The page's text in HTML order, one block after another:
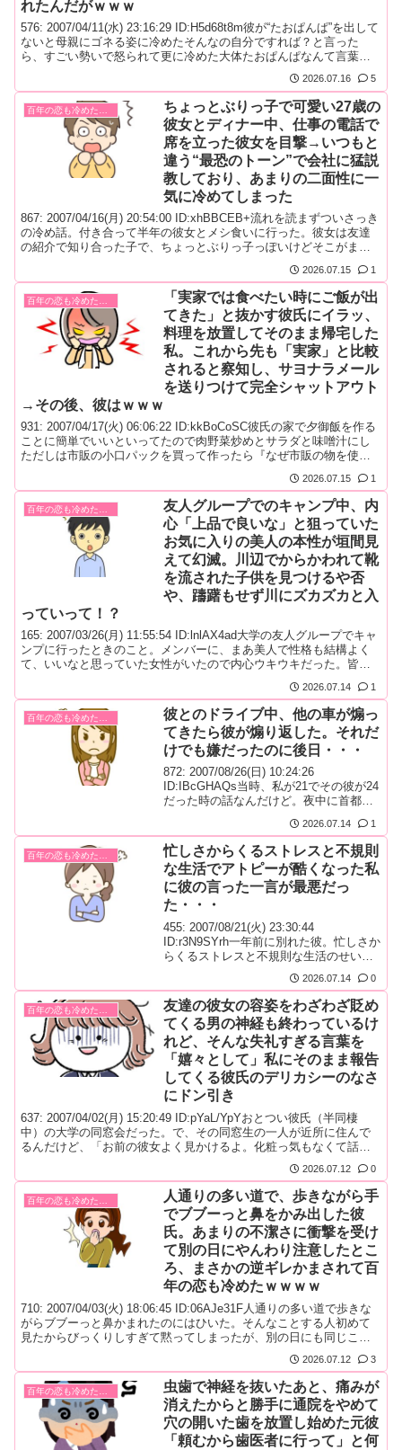
れたんだがｗｗｗ
576: 2007/04/11(水) 23:16:29 ID:H5d68t8m彼が“たおぱんぱ”を出して
ないと母親にゴネる姿に冷めたそんなの自分ですれば？と言った
ら、すごい勢いで怒られて更に冷めた大体たおぱんぱなんて言葉初
めて聞いたよ？と言ったら、女の癖にたおぱんぱも知らない、家族
にしてあげた事も無いなんて、家事の出来ないダメ女だと説教され
たけど、そんな言葉家族も友人も知らない...
2026.07.16 5
百年の恋も冷めた瞬間！
ちょっとぶりっ子で可愛い27歳の
彼女とディナー中、仕事の電話で
席を立った彼女を目撃→いつもと
違う“最恐のトーン”で会社に猛説
教しており、あまりの二面性に一
気に冷めてしまった
867: 2007/04/16(月) 20:54:00 ID:xhBBCEB+流れを読まずついさっき
の冷め話。付き合って半年の彼女とメシ食いに行った。彼女は友達
の紹介で知り合った子で、ちょっとぶりっ子っぽいけどそこがまた
ぇ～？会社からだぁ」と言いながら席を立った。電話してる間にト
イレに行こうと思ったら、トイレのドアの近...
2026.07.15 1
百年の恋も冷めた瞬間！
「実家では食べたい時にご飯が出
てきた」と抜かす彼氏にイラッ、
料理を放置してそのまま帰宅した
私。これから先も「実家」と比較
されると察知し、サヨナラメール
を送りつけて完全シャットアウト
→その後、彼はｗｗｗ
931: 2007/04/17(火) 06:06:22 ID:kkBoCoSC彼氏の家で夕御飯を作る
ことに簡単でいいといってたので肉野菜炒めとサラダと味噌汁にし
ただしは市販の小口パックを買って作ったら『なぜ市販の物を使
かも『品数が少ない実家では～』『時間かかりすぎ実家では～』一
時間で遅いのか米も早炊きでやったといっても...
2026.07.15 1
百年の恋も冷めた瞬間！
友人グループでのキャンプ中、内
心「上品で良いな」と狙っていた
お気に入りの美人の本性が垣間見
えて幻滅。川辺でからかわれて靴
を流された子供を見つけるや否
や、躊躇もせず川にズカズカと入
っていって！？
165: 2007/03/26(月) 11:55:54 ID:lnlAX4ad大学の友人グループでキャ
ンプに行ったときのこと。メンバーに、まあ美人で性格も結構よく
て、いいなと思っていた女性がいたので内心ウキウキだった。皆で
は元気だね～」とか和やかに話してたんだけど、どうも一人からか
われてたみたいで、靴を川に落とされた。...
2026.07.14 1
百年の恋も冷めた瞬間！
彼とのドライブ中、他の車が煽っ
てきたら彼が煽り返した。それだ
けでも嫌だったのに後日・・・
872: 2007/08/26(日) 10:24:26
ID:IBcGHAQs当時、私が21でその彼が24
だった時の話なんだけど。夜中に首都高
ね。それに逆上して、急ブレーキふんだ
り、後ろにまわってあおり返しててその
時は『ほっときなよー。しかもそーゆー
の一人の時してくれる？』と嫌みまじり
で言った。『むかつくじゃん』て言って
たけどとりあえずその日は...
2026.07.14 1
忙しさからくるストレスと不規則
な生活でアトピーが酷くなった私
に彼の言った一言が最悪だっ
た・・・
455: 2007/08/21(火) 23:30:44
ID:r3N9SYrh一年前に別れた彼。忙しさか
らくるストレスと不規則な生活のせいで
い」って吐いた彼…確かに汚いし、スト
レスで八つ当りした自分が悪かったけ
ど、そんな吐き捨てるように言わんで
も。最後は「最初から信用してないし」
と言われますた。この一言で潮が引くよ
うに自分の心もサーッと引きまし...
2026.07.14 0
友達の彼女の容姿をわざわざ貶め
てくる男の神経も終わっているけ
れど、そんな失礼すぎる言葉を
「嬉々として」私にそのまま報告
してくる彼氏のデリカシーのなさ
にドン引き
637: 2007/04/02(月) 15:20:49 ID:pYaL/YpYおとつい彼氏（半同棲
中）の大学の同窓会だった。で、その同窓生の一人が近所に住んで
るんだけど、「お前の彼女よく見かけるよ。化粧っ気もなくて話か
い。確かに自分は美人じゃないし地味目だけど、友達の彼女にそこ
まで言える神経がわからない。それを嬉々として...
2026.07.12 0
人通りの多い道で、歩きながら手
でブブーっと鼻をかみ出した彼
氏。あまりの不潔さに衝撃を受け
て別の日にやんわり注意したとこ
ろ、まさかの逆ギレかまされて百
年の恋も冷めたｗｗｗｗ
710: 2007/04/03(火) 18:06:45 ID:06AJe31F人通りの多い道で歩きな
がらブブーっと鼻かまれたのにはひいた。そんなことする人初めて
見たからびっくりしすぎて黙ってしまったが、別の日にも同じこと
ってんだよ！とキレられてしまった。あと別の人では、飲んでたジ
ュースの缶を通りの植え込みに隠すように置...
2026.07.12 3
虫歯で神経を抜いたあと、痛みが
消えたからと勝手に通院をやめて
穴の開いた歯を放置し始めた元彼
「頼むから歯医者に行って」と何